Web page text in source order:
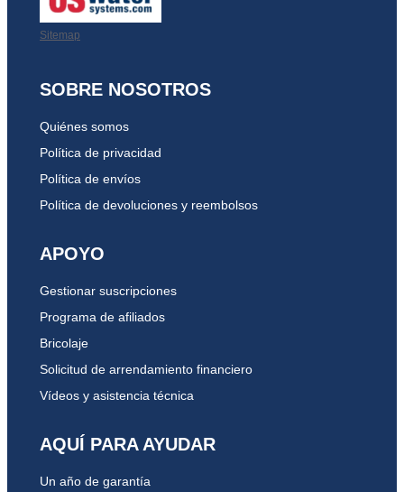
Sitemap
SOBRE NOSOTROS
Quiénes somos
Política de privacidad
Política de envíos
Política de devoluciones y reembolsos
APOYO
Gestionar suscripciones
Programa de afiliados
Bricolaje
Solicitud de arrendamiento financiero
Vídeos y asistencia técnica
AQUÍ PARA AYUDAR
Un año de garantía